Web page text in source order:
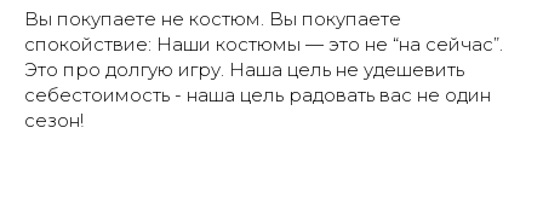
Вы покупаете не костюм. Вы покупаете
спокойствие: Наши костюмы — это не “на сейчас”.
Это про долгую игру. Наша цель не удешевить
себестоимость - наша цель радовать вас не один
сезон!